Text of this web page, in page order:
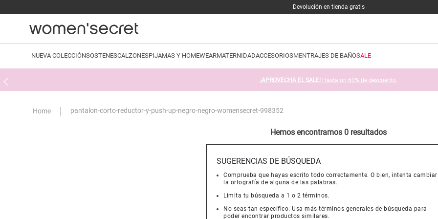
Devolución en tienda gratis
NUEVA COLECCIÓNSOSTENESCALZONESPIJAMAS Y HOMEWEARMATERNIDADACCESORIOSMENTRAJES DE BAÑOSALE
¡APROVECHA EL SALE! Hasta un 60% de descuento.
pantalon-corto-reductor-y-push-up-negro-negro-womensecret-998352
Hemos encontramos 0 resultados
SUGERENCIAS DE BÚSQUEDA
Comprueba que hayas escrito todo correctamente. O bien, intenta cambiar
la ortografía de alguna de las palabras.
Limita tu búsqueda a 1 o 2 términos.
No seas tan específico. Usa más términos generales de búsqueda para
poder encontrar productos similares.